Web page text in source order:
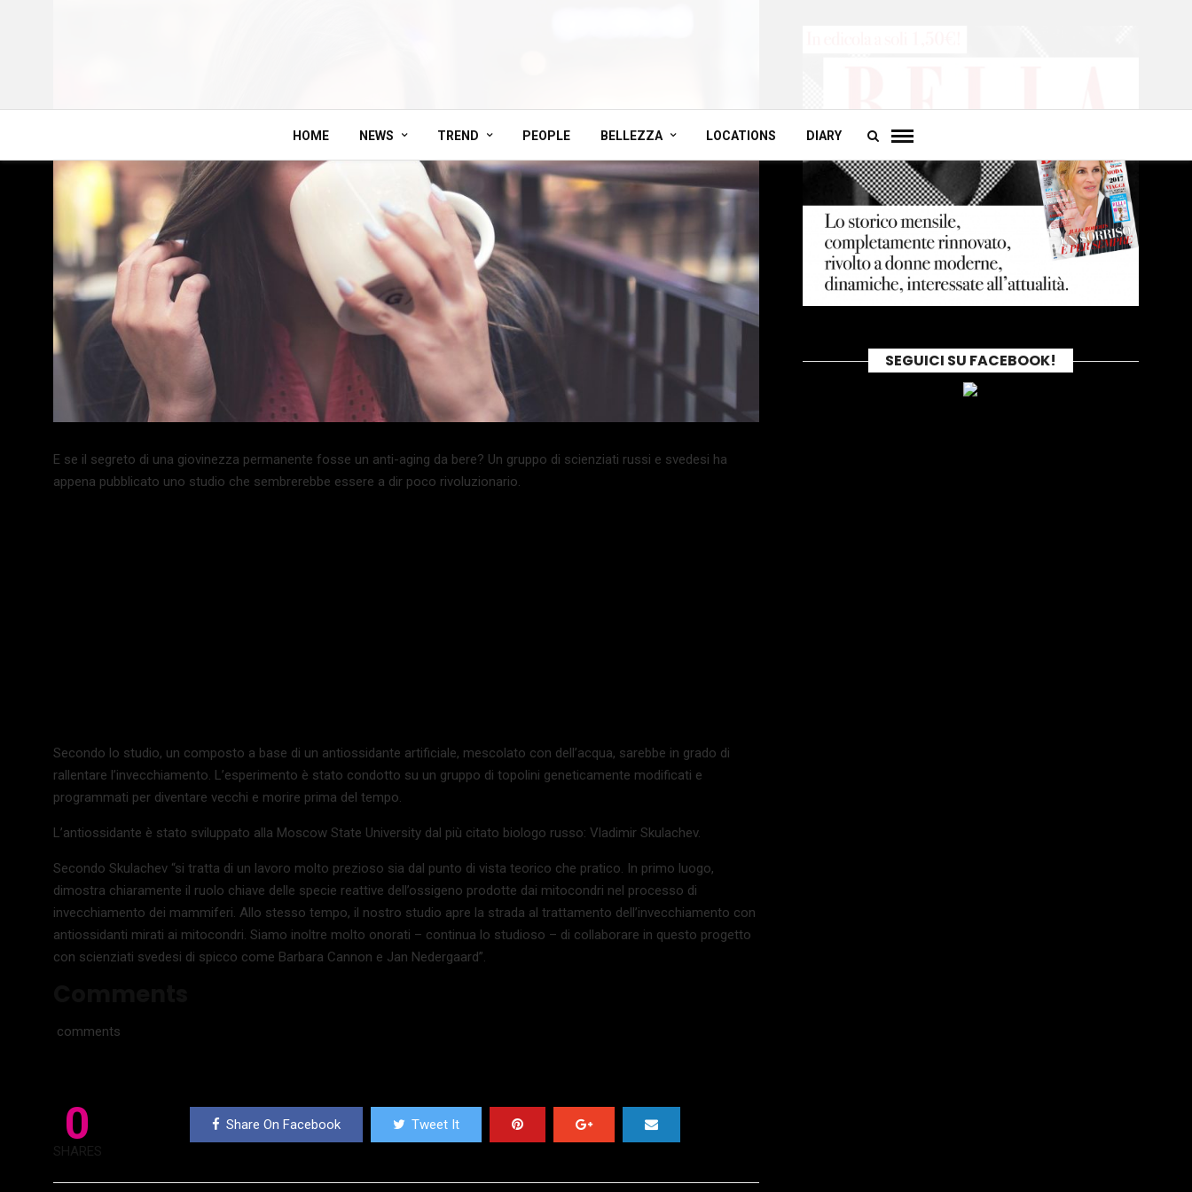
HOME NEWS TREND PEOPLE BELLEZZA LOCATIONS DIARY
E se il segreto di una giovinezza permanente fosse un anti-aging da bere? Un gruppo di scienziati russi e svedesi ha
appena pubblicato uno studio che sembrerebbe essere a dir poco rivoluzionario.
Secondo lo studio, un composto a base di un antiossidante artificiale, mescolato con dell’acqua, sarebbe in grado di
rallentare l’invecchiamento. L’esperimento è stato condotto su un gruppo di topolini geneticamente modificati e
programmati per diventare vecchi e morire prima del tempo.
L’antiossidante è stato sviluppato alla Moscow State University dal più citato biologo russo: Vladimir Skulachev.
Secondo Skulachev “si tratta di un lavoro molto prezioso sia dal punto di vista teorico che pratico. In primo luogo,
dimostra chiaramente il ruolo chiave delle specie reattive dell’ossigeno prodotte dai mitocondri nel processo di
invecchiamento dei mammiferi. Allo stesso tempo, il nostro studio apre la strada al trattamento dell’invecchiamento con
antiossidanti mirati ai mitocondri. Siamo inoltre molto onorati – continua lo studioso – di collaborare in questo progetto
con scienziati svedesi di spicco come Barbara Cannon e Jan Nedergaard”.
comments
0
SHARES
Share On Facebook Tweet It
SEGUICI SU FACEBOOK!